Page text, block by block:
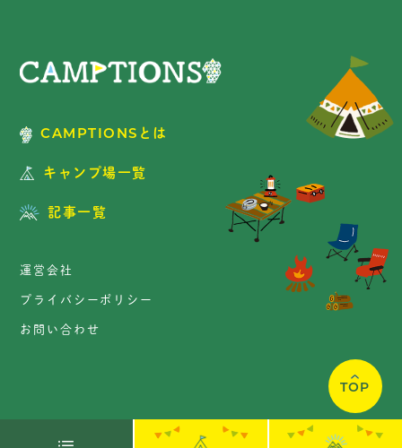
CAMPTIONSとは
キャンプ場一覧
記事一覧
運営会社
プライバシーポリシー
お問い合わせ
TOP
Copyright © CAMPTIONS. All Rights Reserved.